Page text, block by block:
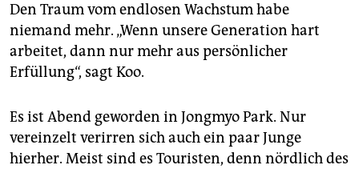
Den Traum vom endlosen Wachstum habe
niemand mehr. „Wenn unsere Generation hart
arbeitet, dann nur mehr aus persönlicher
Erfüllung“, sagt Koo.
Es ist Abend geworden in Jongmyo Park. Nur
vereinzelt verirren sich auch ein paar Junge
hierher. Meist sind es Touristen, denn nördlich des